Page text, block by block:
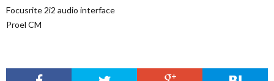
Focusrite 2i2 audio interface ​​​​​​​​
Proel CM